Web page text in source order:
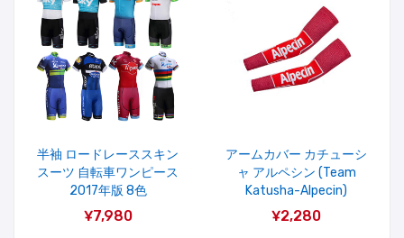
半袖 ロードレーススキン
スーツ 自転車ワンピース
2017年版 8色
¥7,980
アームカバー カチューシ
ャ アルペシン (Team
Katusha-Alpecin)
¥2,280